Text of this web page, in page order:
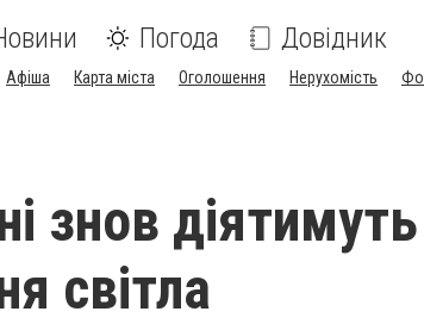
Погода Довідник
Афіша Карта міста Оголошення Нерухомість
знов
світла